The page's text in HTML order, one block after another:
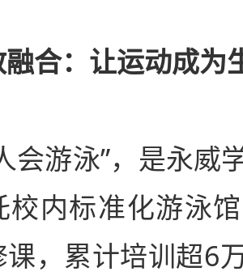
合：让运动成为
会游泳”，是永威
校内标准化游泳
，累计培训超6